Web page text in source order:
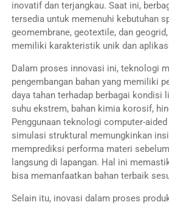
inovatif dan terjangkau. Saat ini,
tersedia untuk memenuhi kebutuhan
geomembrane, geotextile, dan
memiliki karakteristik unik dan
Dalam proses innovasi ini, teknologi
pengembangan bahan yang memiliki
daya tahan terhadap berbagai kondisi
suhu ekstrem, bahan kimia korosif,
Penggunaan teknologi computer-
simulasi struktural memungkinkan
memprediksi performa materi
langsung di lapangan. Hal ini
bisa memanfaatkan bahan terbaik
Selain itu, inovasi dalam proses